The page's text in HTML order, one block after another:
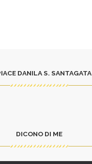
DANILA S. SANTAGATA
DICONO DI ME